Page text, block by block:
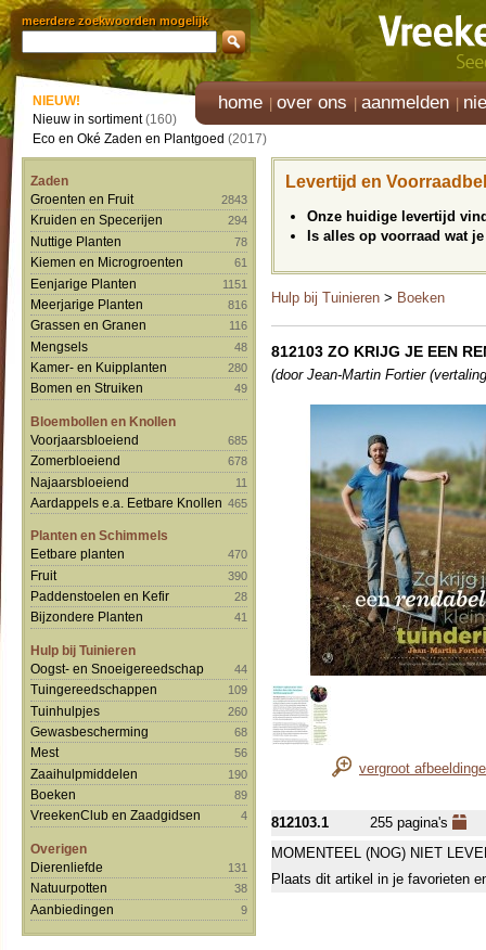
meerdere zoekwoorden mogelijk
home over ons aanmelden
NIEUW!
Nieuw in sortiment(160)
Eco en Oké Zaden en Plantgoed (2017)
Zaden
Groenten en Fruit
2843
Kruiden en Specerijen 294
Nuttige Planten 78
Kiemen en Microgroenten 61
Eenjarige Planten 1151
Meerjarige Planten 816
Grassen en Granen 116
Mengsels 48
Kamer- en Kuipplanten 280
Bomen en Struiken 49
Bloembollen en Knollen
Voorjaarsbloeiend
685
Zomerbloeiend 678
Najaarsbloeiend 11
Aardappels e.a. Eetbare Knollen 465
Planten en Schimmels
Eetbare planten
470
Fruit 390
Paddenstoelen en Kefir 28
Bijzondere Planten 41
Hulp bij Tuinieren
Oogst- en Snoeigereedschap
44
Tuingereedschappen 109
Tuinhulpjes 260
Gewasbescherming 68
Mest 56
Zaaihulpmiddelen 190
Boeken 89
VreekenClub en Zaadgidsen 4
Overigen
Dierenliefde
131
Natuurpotten 38
Aanbiedingen 9
Levertijd en
Onze huidige levertijd
Is alles op voorraad wat
Hulp bij Tuinieren > Boeken
812103 ZO KRIJG JE EEN
(door Jean-Martin Fortier
vergroot
812103.1
255 pagina's
MOMENTEEL (NOG) NIET
Plaats dit artikel in je favorieten